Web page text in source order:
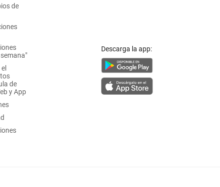
de
de
y App
Descarga la app: